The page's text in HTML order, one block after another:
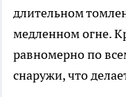
длительном
медленном огне.
равномерно по
снаружи, что